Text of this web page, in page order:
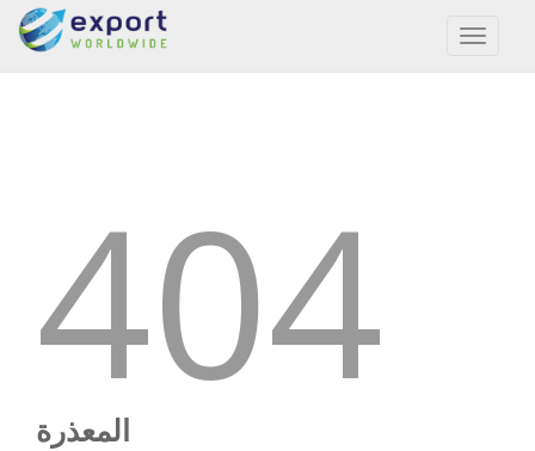
Toggle
404
المعذرة